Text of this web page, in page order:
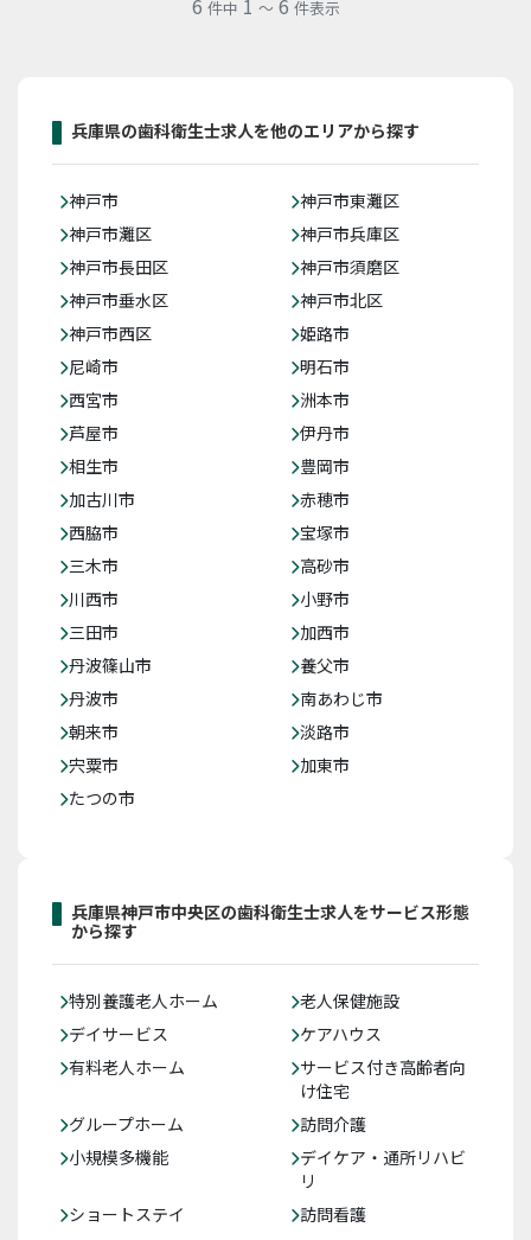
6 件中 1 ～ 6 件表示
兵庫県の歯科衛生士求人を他のエリアから探す
神戸市
神戸市東灘区
神戸市灘区
神戸市兵庫区
神戸市長田区
神戸市須磨区
神戸市垂水区
神戸市北区
神戸市西区
姫路市
尼崎市
明石市
西宮市
洲本市
芦屋市
伊丹市
相生市
豊岡市
加古川市
赤穂市
西脇市
宝塚市
三木市
高砂市
川西市
小野市
三田市
加西市
丹波篠山市
養父市
丹波市
南あわじ市
朝来市
淡路市
宍粟市
加東市
たつの市
兵庫県神戸市中央区の歯科衛生士求人をサービス形態
から探す
特別養護老人ホーム
老人保健施設
デイサービス
ケアハウス
有料老人ホーム
サービス付き高齢者向
け住宅
グループホーム
訪問介護
小規模多機能
デイケア・通所リハビ
リ
ショートステイ
訪問看護